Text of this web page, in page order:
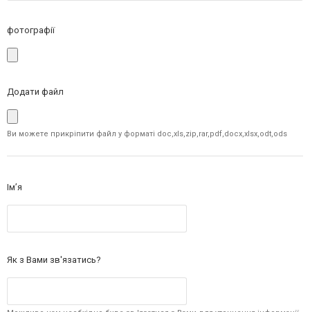
фотографії
Додати файл
Ви можете прикріпити файл у форматі doc,xls,zip,rar,pdf,docx,xlsx,odt,ods
Ім’я
Як з Вами зв'язатись?